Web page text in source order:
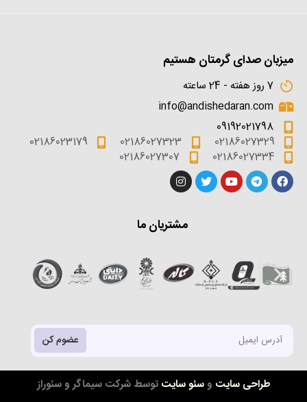
میزبان صدای گرمتان هستیم
7 روز هفته - 24 ساعته
info@andishedaran.com
09192021798
02186027329
02186027323
02186023179
02186027334
02186027307
مشتریان ما
عضوم کن
طراحی سایتوسئو سایتتوسط شرکت سیماگر و سئوراز